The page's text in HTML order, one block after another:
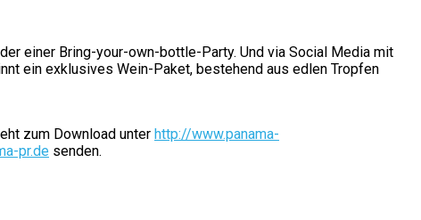
einer Bring-your-own-bottle-Party. Und via Social Media mit
ein exklusives Wein-Paket, bestehend aus edlen Tropfen
zum Download unter http://www.panama-
pr.de senden.